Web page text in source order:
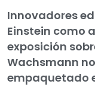
Innovadores
Einstein como
exposición
Wachsmann
empaquetado